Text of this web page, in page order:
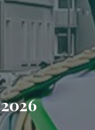
2026